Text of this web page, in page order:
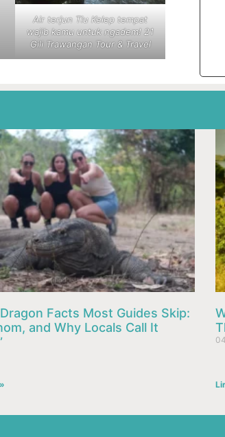
Air terjun Tiu Kelep tempat
wajib kamu untuk ngadem! 21
Gili Trawangan Tour & Travel
Facts Most Guides Skip:
and Why Locals Call It